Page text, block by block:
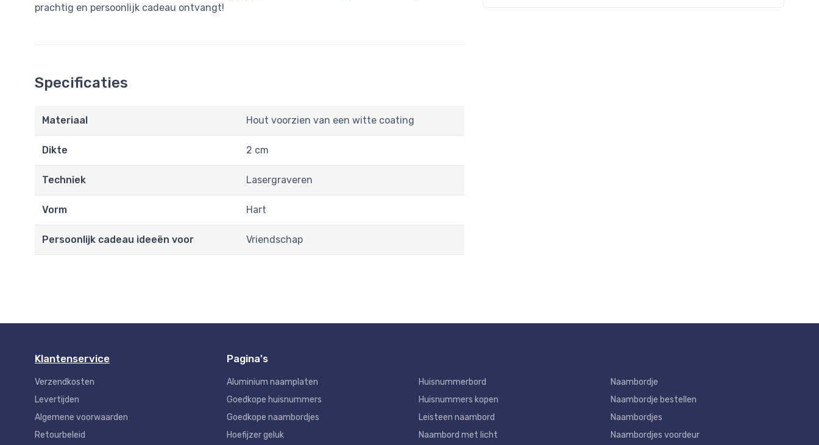
prachtig en persoonlijk cadeau ontvangt!
Specificaties
Materiaal Hout voorzien van een witte coating
Dikte 2 cm
Techniek Lasergraveren
Vorm Hart
Persoonlijk cadeau ideeën voor Vriendschap
Klantenservice
Verzendkosten
Levertijden
Algemene voorwaarden
Retourbeleid
Pagina's
Aluminium naamplaten
Goedkope huisnummers
Goedkope naambordjes
Hoefijzer geluk
Huisnummerbord
Huisnummers kopen
Leisteen naambord
Naambord met licht
Naambordje
Naambordje bestellen
Naambordjes
Naambordjes voordeur